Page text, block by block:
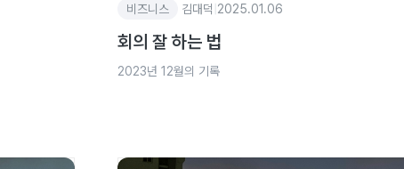
비즈니스 김대덕 2025.01.06
회의 잘 하는 법
2023년 12월의 기록